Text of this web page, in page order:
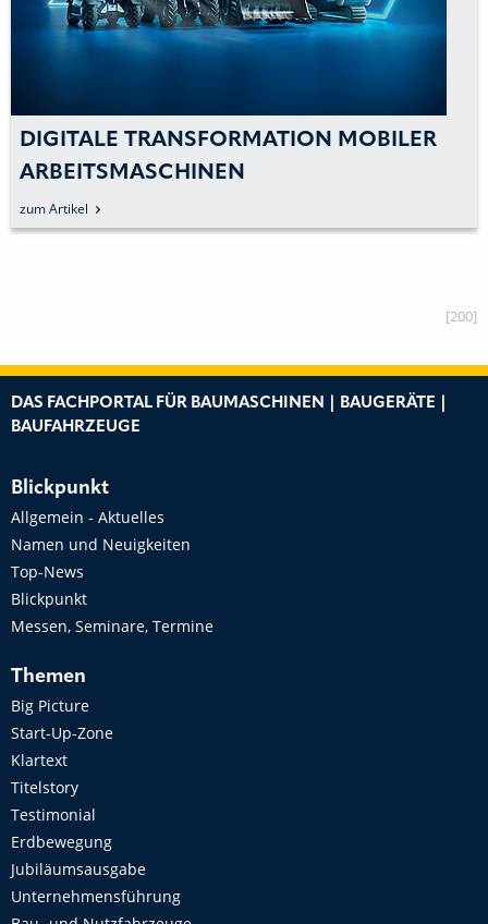
DIGITALE TRANSFORMATION MOBILER
ARBEITSMASCHINEN
zum Artikel
[200]
DAS FACHPORTAL FÜR BAUMASCHINEN | BAUGERÄTE |
BAUFAHRZEUGE
Blickpunkt
Allgemein - Aktuelles
Namen und Neuigkeiten
Top-News
Blickpunkt
Messen, Seminare, Termine
Themen
Big Picture
Start-Up-Zone
Klartext
Titelstory
Testimonial
Erdbewegung
Jubiläumsausgabe
Unternehmensführung